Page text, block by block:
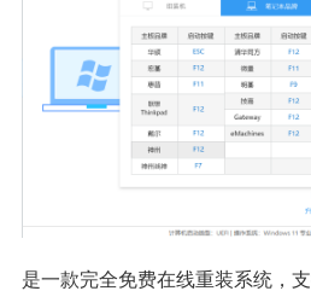
是一款完全免费在线重装系统，